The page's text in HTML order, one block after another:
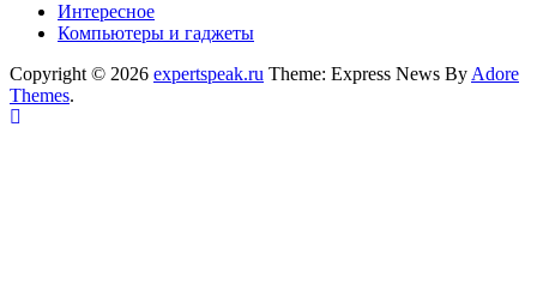
Интересное
Компьютеры и гаджеты
Copyright © 2026 expertspeak.ru Theme: Express News By Adore
Themes.